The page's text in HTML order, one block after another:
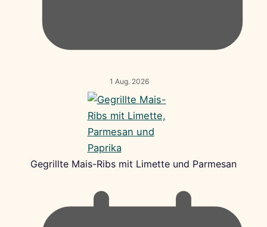
1 Aug. 2026
Gegrillte Mais-Ribs mit Limette und Parmesan